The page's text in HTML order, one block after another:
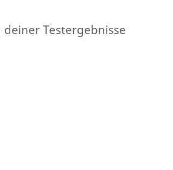
Testergebnisse